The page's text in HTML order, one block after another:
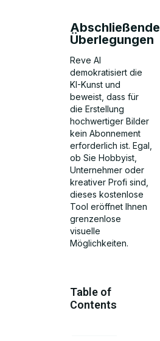
Abschließende
Überlegungen
Reve AI
demokratisiert die
KI-Kunst und
beweist, dass für
die Erstellung
hochwertiger Bilder
kein Abonnement
erforderlich ist. Egal,
ob Sie Hobbyist,
Unternehmer oder
kreativer Profi sind,
dieses kostenlose
Tool eröffnet Ihnen
grenzenlose
visuelle
Möglichkeiten.
Table of
Contents